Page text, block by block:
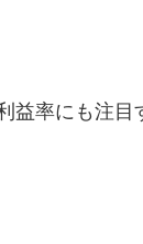
益率にも注目